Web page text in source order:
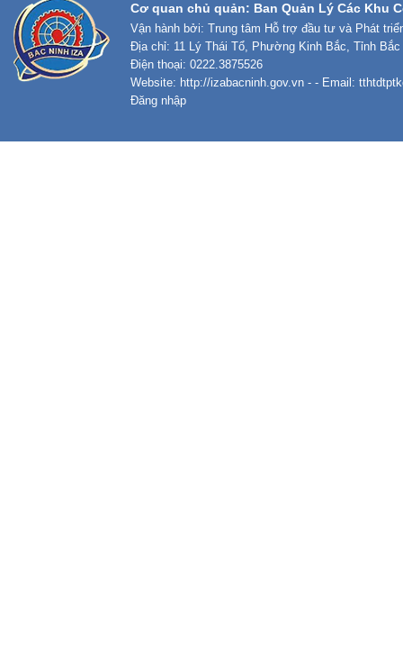
Cơ quan chủ quản: Ban Quản Lý Các Khu
Vận hành bởi: Trung tâm Hỗ trợ đầu tư và Phát
Địa chỉ: 11 Lý Thái Tổ, Phường Kinh Bắc, Tỉnh Bắc
Điện thoại: 0222.3875526
Website: http://izabacninh.gov.vn - - Email:
Đăng nhập